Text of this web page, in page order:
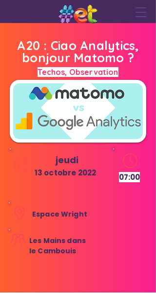
A20 : Ciao Analytics,
bonjour Matomo ?
Techos, Observation
jeudi
13 octobre 2022 07:00
Espace Wright
Les Mains dans
le Cambouis